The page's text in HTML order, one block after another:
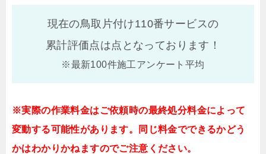
現在の鳥取片付け110番サービスの
累計評価点は点となっております！
※最新100件施工アンケート平均
※実際の作業料金はご依頼時の最終処分料金によって
変動する可能性があります。同じ料金でできるかどう
かはわかりかねますのでご注意ください。